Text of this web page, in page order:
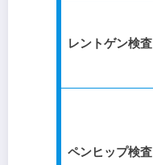
レントゲン検査
ペンヒップ検査